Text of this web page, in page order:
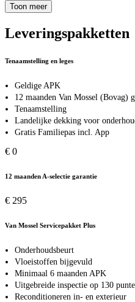
Toon meer
Leveringspakketten
Tenaamstelling en leges
Geldige APK
12 maanden Van Mossel (Bovag)
Tenaamstelling
Landelijke dekking voor
Gratis Familiepas incl. App
€ 0
12 maanden A-selectie garantie
€ 295
Van Mossel Servicepakket Plus
Onderhoudsbeurt
Vloeistoffen bijgevuld
Minimaal 6 maanden APK
Uitgebreide inspectie op 130
Reconditioneren in- en exterieur